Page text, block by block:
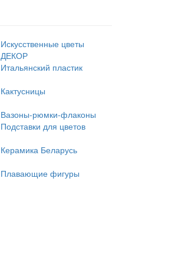
Искусственные цветы
ДЕКОР
Итальянский пластик
Кактусницы
Вазоны-рюмки-флаконы
Подставки для цветов
Керамика Беларусь
Плавающие фигуры